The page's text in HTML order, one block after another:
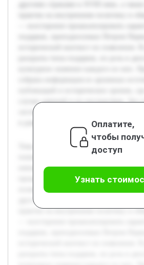
случаи дарений и их последствия. Это
системного анализа и формирования
в рамках учебного проекта.
Тема подарков Петра Первого является
императора, но и сложных
процессов эпохи. Исследование этой
позволяет раскрыть новые аспекты
другими странами в XVIII веке, а
практик на внутреннюю политику и
Оплатите,
чтобы
доступ
Узнать